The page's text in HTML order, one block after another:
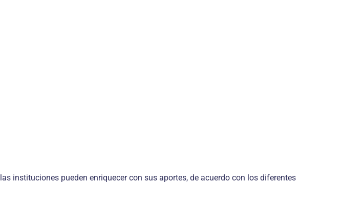
instituciones pueden enriquecer con sus aportes, de acuerdo con los diferentes